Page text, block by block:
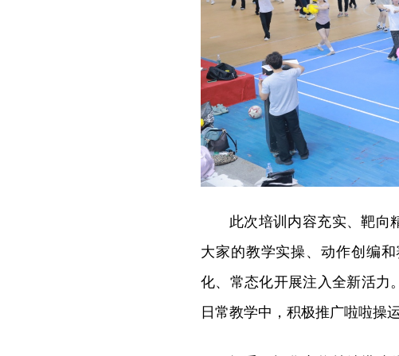
此次培训内容充实、靶向
大家的教学实操、动作创编
化、常态化开展注入全新活力
日常教学中，积极推广啦啦操